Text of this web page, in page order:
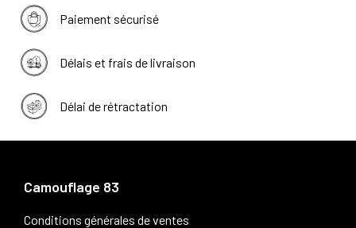
Paiement sécurisé
Délais et frais de livraison
Délai de rétractation
Camouflage 83
Conditions générales de ventes